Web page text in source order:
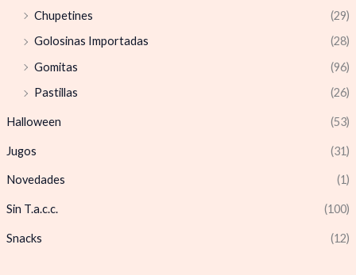
Chupetines
(29)
Golosinas Importadas
(28)
Gomitas
(96)
Pastillas
(26)
Halloween (53)
Jugos (31)
Novedades (1)
Sin T.a.c.c. (100)
Snacks (12)